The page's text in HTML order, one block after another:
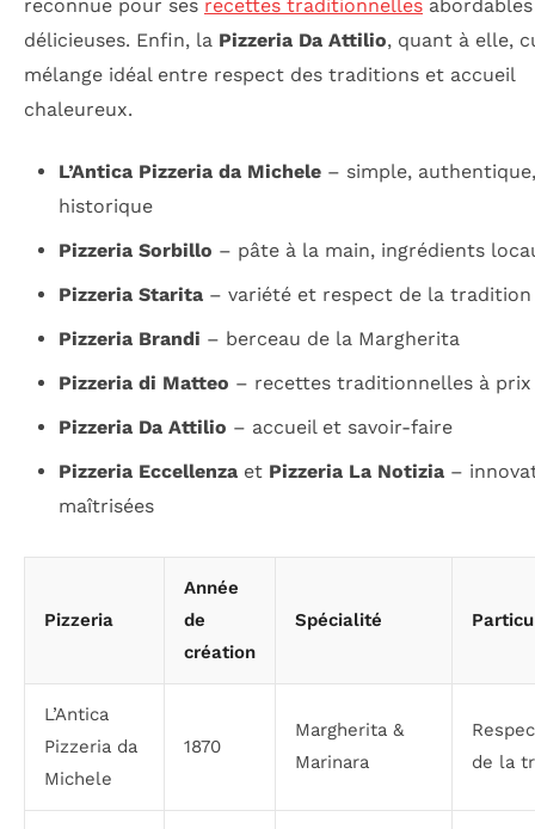
reconnue pour ses recettes traditionnelles
délicieuses. Enfin, la Pizzeria Da Attilio, quant à elle,
mélange idéal entre respect des traditions et accueil
chaleureux.
L’Antica Pizzeria da Michele– simple, authentique,
historique
Pizzeria Sorbillo – pâte à la main, ingrédients
Pizzeria Starita– variété et respect de la tradition
Pizzeria Brandi – berceau de la Margherita
Pizzeria di Matteo – recettes traditionnelles à
Pizzeria Da Attilio – accueil et savoir-faire
Pizzeria Eccellenzaet Pizzeria La Notizia–
maîtrisées
Pizzeria
Année
de
création
Spécialité
L’Antica
Pizzeria da
Michele
1870
Margherita &
Marinara
de la